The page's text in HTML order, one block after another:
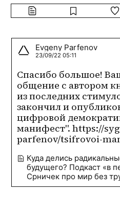
Evgeny Parfenov
23/09/22 05:11
Спасибо большое!
общение с автором
из последних
закончил и
цифровой
манифест". https://
parfenov/tsifrovoi-
Куда делись
будущего? Подкаст «в
Срничек про мир без